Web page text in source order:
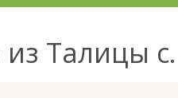
из Талицы